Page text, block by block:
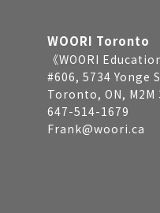
WOORI Toronto
《WOORI
#606, 5734 Yonge
Toronto, ON, M2M
647-514-1679
Frank@woori.ca